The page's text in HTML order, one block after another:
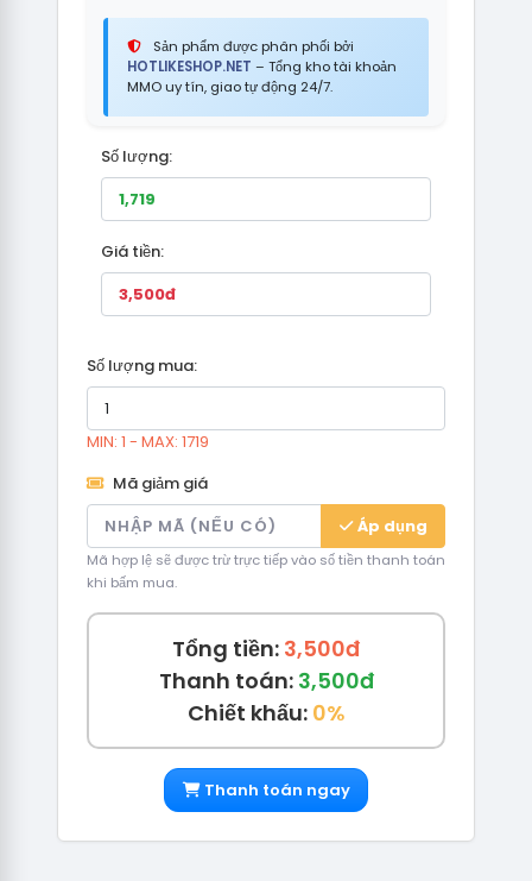
Sản phẩm được phân phối bởi
HOTLIKESHOP.NET – Tổng kho tài khoản
MMO uy tín, giao tự động 24/7.
Số lượng:
Giá tiền:
Số lượng mua:
MIN: 1 - MAX: 1719
Mã giảm giá
Áp dụng
Mã hợp lệ sẽ được trừ trực tiếp vào số tiền thanh toán
khi bấm mua.
Tổng tiền: 3,500đ
Thanh toán: 3,500đ
Chiết khấu: 0%
Thanh toán ngay